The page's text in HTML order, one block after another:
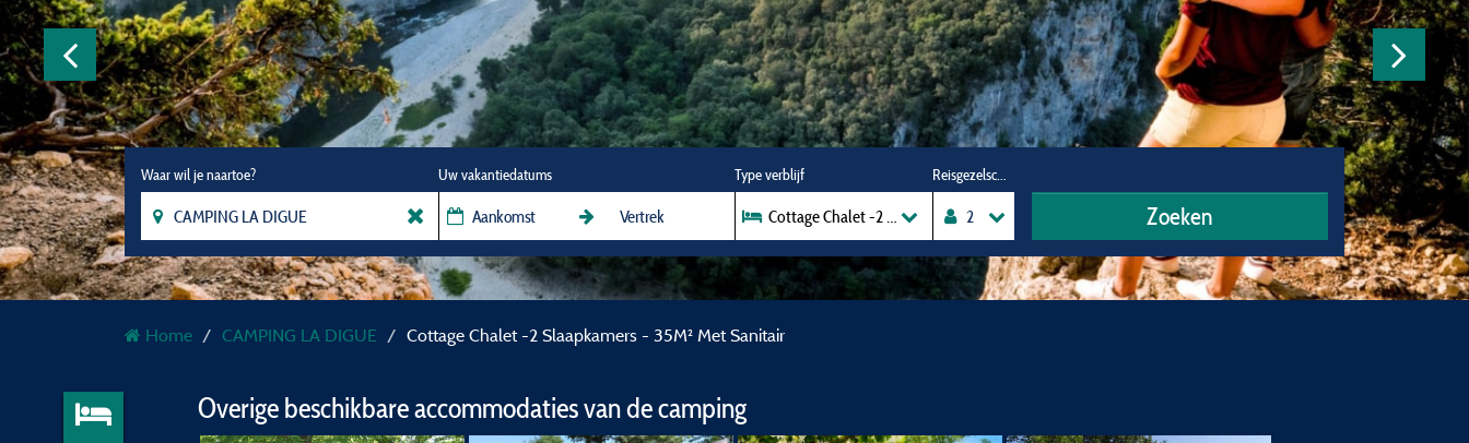
Waar wil je naartoe? Uw vakantiedatums Type verblijf
Cottage Chalet -2 Slaapkamers - 35M² Met Sanitair
Reisgezelschap
Zoeken
Home CAMPING LA DIGUE Cottage Chalet -2 Slaapkamers - 35M² Met Sanitair
Overige beschikbare accommodaties van de camping